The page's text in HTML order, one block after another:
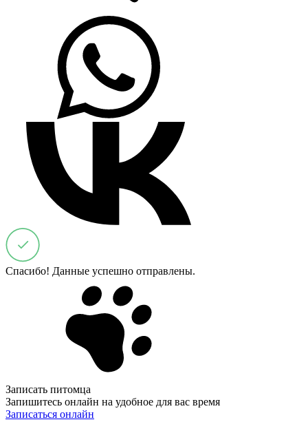
Спасибо! Данные успешно отправлены.
Записать питомца
Запишитесь онлайн на удобное для вас время
Записаться онлайн